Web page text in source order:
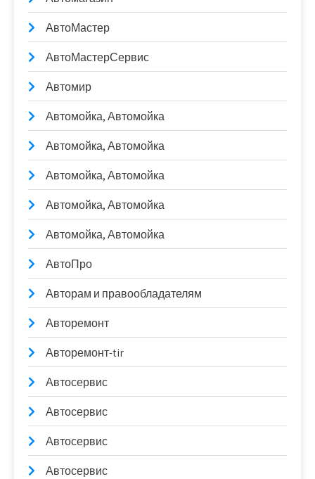
АвтоМастер
АвтоМастерСервис
Автомир
Автомойка, Автомойка
Автомойка, Автомойка
Автомойка, Автомойка
Автомойка, Автомойка
Автомойка, Автомойка
АвтоПро
Авторам и правообладателям
Авторемонт
Авторемонт-tir
Автосервис
Автосервис
Автосервис
Автосервис